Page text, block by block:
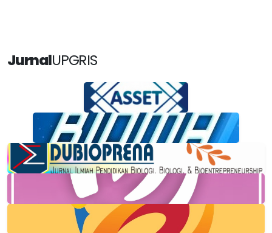
JurnalUPGRIS